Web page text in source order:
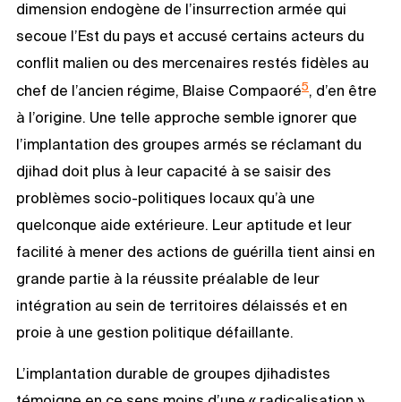
dimension endogène de l’insurrection armée qui
secoue l’Est du pays et accusé certains acteurs du
conflit malien ou des mercenaires restés fidèles au
chef de l’ancien régime, Blaise Compaoré5, d’en être
à l’origine. Une telle approche semble ignorer que
l’implantation des groupes armés se réclamant du
djihad doit plus à leur capacité à se saisir des
problèmes socio-politiques locaux qu’à une
quelconque aide extérieure. Leur aptitude et leur
facilité à mener des actions de guérilla tient ainsi en
grande partie à la réussite préalable de leur
intégration au sein de territoires délaissés et en
proie à une gestion politique défaillante.
L’implantation durable de groupes djihadistes